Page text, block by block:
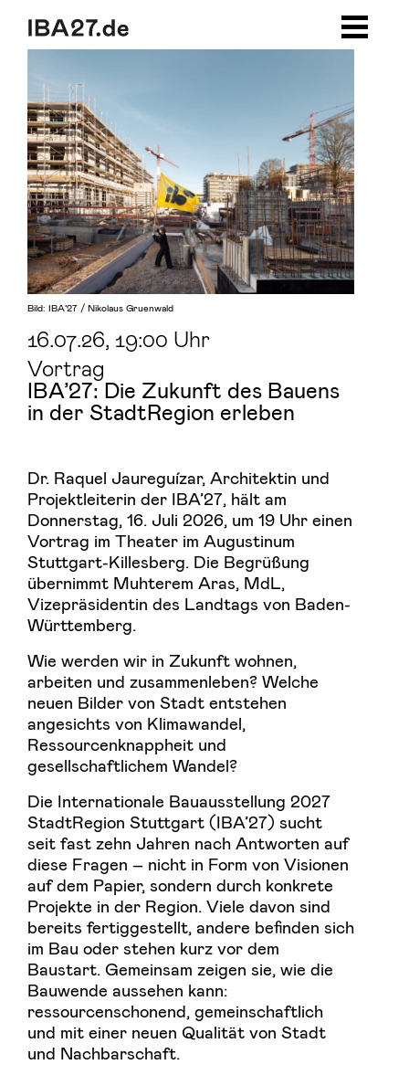
16.07.26, 19:00 Uhr
IBA’27: Die Zukunft des Bauens
in der StadtRegion erleben
Vortrag
Dr. Raquel Jaureguízar, Architektin und
Projektleiterin der IBA’27, hält am
Donnerstag, 16. Juli 2026, um 19 Uhr einen
Vortrag im Theater im Augustinum
Stuttgart-Killesberg. Die Begrüßung
übernimmt Muhterem Aras, MdL,
Vizepräsidentin des Landtags von Baden-
Württemberg.
Wie werden wir in Zukunft wohnen,
arbeiten und zusammenleben? Welche
neuen Bilder von Stadt entstehen
angesichts von Klimawandel,
Ressourcenknappheit und
gesellschaftlichem Wandel?
Die Internationale Bauausstellung 2027
StadtRegion Stuttgart (IBA’27) sucht
seit fast zehn Jahren nach Antworten auf
diese Fragen – nicht in Form von Visionen
auf dem Papier, sondern durch konkrete
Projekte in der Region. Viele davon sind
bereits fertiggestellt, andere befinden sich
im Bau oder stehen kurz vor dem
Baustart. Gemeinsam zeigen sie, wie die
Bauwende aussehen kann:
ressourcenschonend, gemeinschaftlich
und mit einer neuen Qualität von Stadt
und Nachbarschaft.
Bild: IBA’27 / Nikolaus Gruenwald